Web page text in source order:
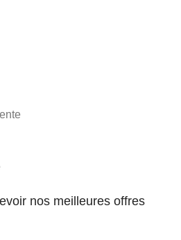
nos meilleures offres